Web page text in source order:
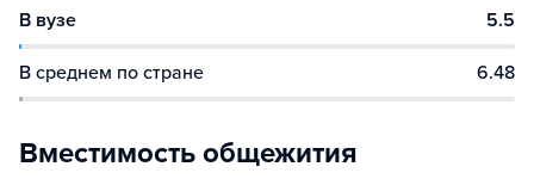
В вузе 5.5
В среднем по стране 6.48
Вместимость общежития